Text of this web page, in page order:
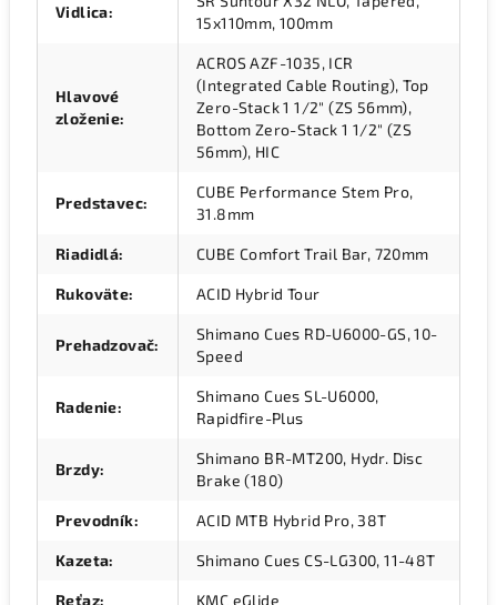
Vidlica:
15x110mm, 100mm
Hlavové
zloženie:
ACROS AZF-1035, ICR
(Integrated Cable Routing), Top
Zero-Stack 1 1/2" (ZS 56mm),
Bottom Zero-Stack 1 1/2" (ZS
56mm), HIC
Predstavec:
CUBE Performance Stem Pro,
31.8mm
Riadidlá: CUBE Comfort Trail Bar, 720mm
Rukoväte: ACID Hybrid Tour
Prehadzovač:
Shimano Cues RD-U6000-GS, 10-
Speed
Radenie:
Shimano Cues SL-U6000,
Rapidfire-Plus
Brzdy:
Shimano BR-MT200, Hydr. Disc
Brake (180)
Prevodník: ACID MTB Hybrid Pro, 38T
Kazeta: Shimano Cues CS-LG300, 11-48T
Reťaz: KMC eGlide